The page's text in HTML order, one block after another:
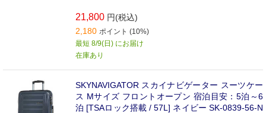
21,800 円(税込)
2,180 ポイント (10%)
最短 8/9(日) にお届け
在庫あり
SKYNAVIGATOR スカイナビゲーター スーツケー
ス Mサイズ フロントオープン 宿泊目安：5泊～6
泊 [TSAロック搭載 / 57L] ネイビー SK-0839-56-N